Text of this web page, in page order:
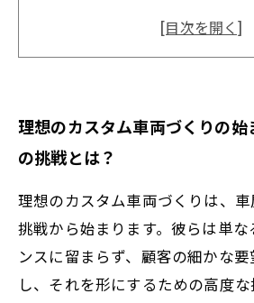
で明かされる秘密の工夫
側
唯一無二のカスタム車両が
来への展望
高い技術力で魅せる！今注
事例紹介
あなたの理想を叶えるカス
理想のカスタム車両づくりの
の挑戦とは？
理想のカスタム車両づくりは、
挑戦から始まります。彼らは単
ンスに留まらず、顧客の細かな
し、それを形にするための高度